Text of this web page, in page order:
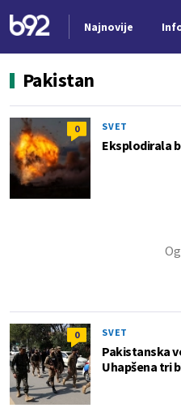
Najnovije
Pakistan
0 SVET
Eksplodirala
0 SVET
Pakistanska
Uhapšena tri